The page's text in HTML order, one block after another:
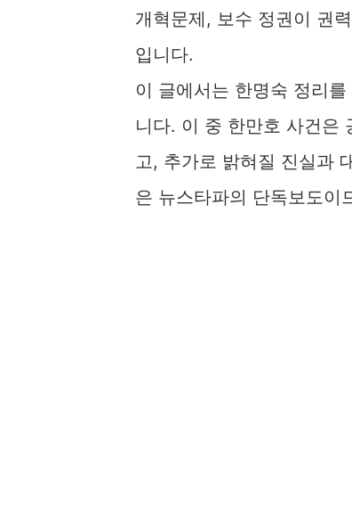
개혁문제, 보수 정권이 권
입니다.
이 글에서는 한명숙 정리
니다. 이 중 한만호 사건은
고, 추가로 밝혀질 진실과
은 뉴스타파의 단독보도이